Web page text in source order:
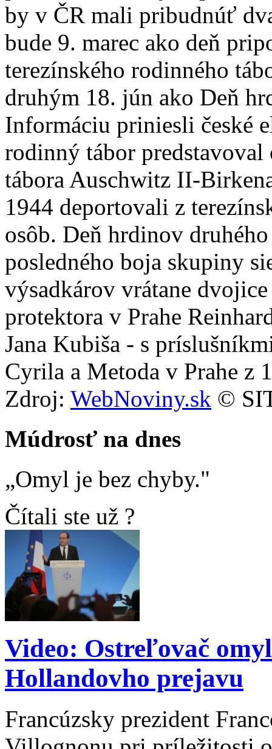
by v ČR mali pribudnúť
bude 9. marec ako deň
terezínského rodinného
druhým 18. jún ako Deň
Informáciu priniesli české
rodinný tábor
tábora Auschwitz II-
1944 deportovali z
osôb. Deň hrdinov
posledného boja skupiny
výsadkárov vrátane
protektora v Prahe
Jana Kubiša - s
Cyrila a Metoda v Prahe z
Zdroj: WebNoviny.sk ©
Múdrosť na dnes
„Omyl je bez chyby."
Čítali ste už ?
Video: Ostreľovač
Hollandovho prejavu
Francúzsky prezident